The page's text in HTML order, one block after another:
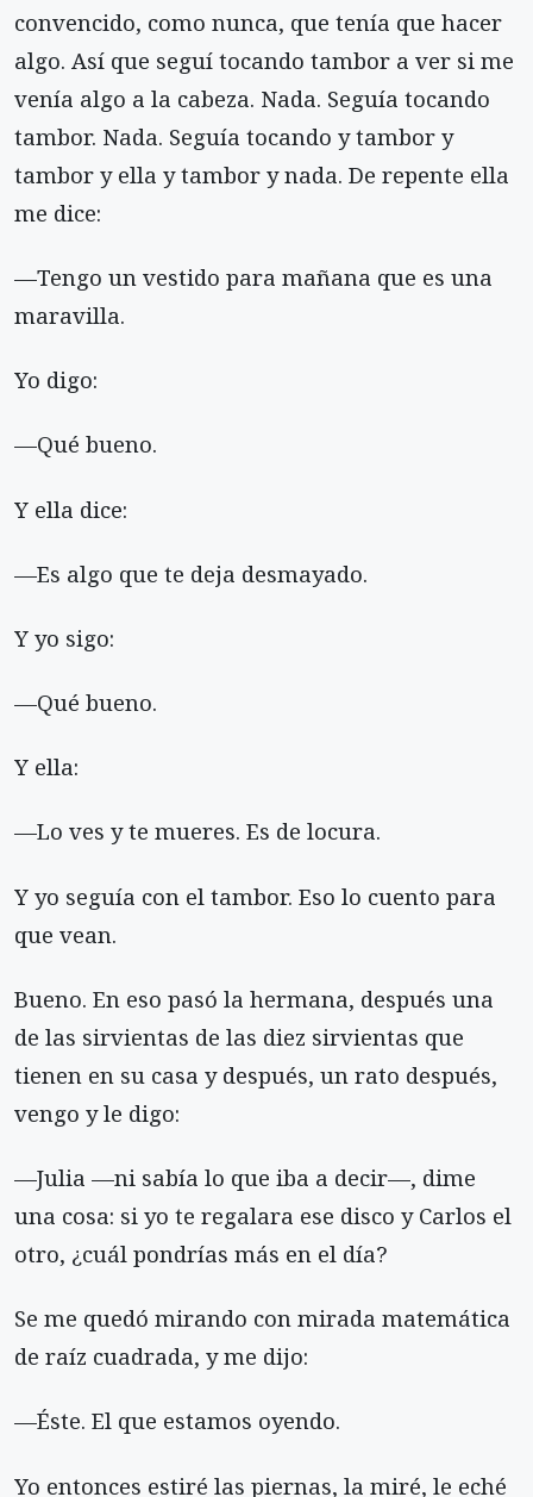
convencido, como nunca, que tenía que hacer
algo. Así que seguí tocando tambor a ver si me
venía algo a la cabeza. Nada. Seguía tocando
tambor. Nada. Seguía tocando y tambor y
tambor y ella y tambor y nada. De repente ella
me dice:
—Tengo un vestido para mañana que es una
maravilla.
Yo digo:
—Qué bueno.
Y ella dice:
—Es algo que te deja desmayado.
Y yo sigo:
—Qué bueno.
Y ella:
—Lo ves y te mueres. Es de locura.
Y yo seguía con el tambor. Eso lo cuento para
que vean.
Bueno. En eso pasó la hermana, después una
de las sirvientas de las diez sirvientas que
tienen en su casa y después, un rato después,
vengo y le digo:
—Julia —ni sabía lo que iba a decir—, dime
una cosa: si yo te regalara ese disco y Carlos el
otro, ¿cuál pondrías más en el día?
Se me quedó mirando con mirada matemática
de raíz cuadrada, y me dijo:
—Éste. El que estamos oyendo.
Yo entonces estiré las piernas, la miré, le eché